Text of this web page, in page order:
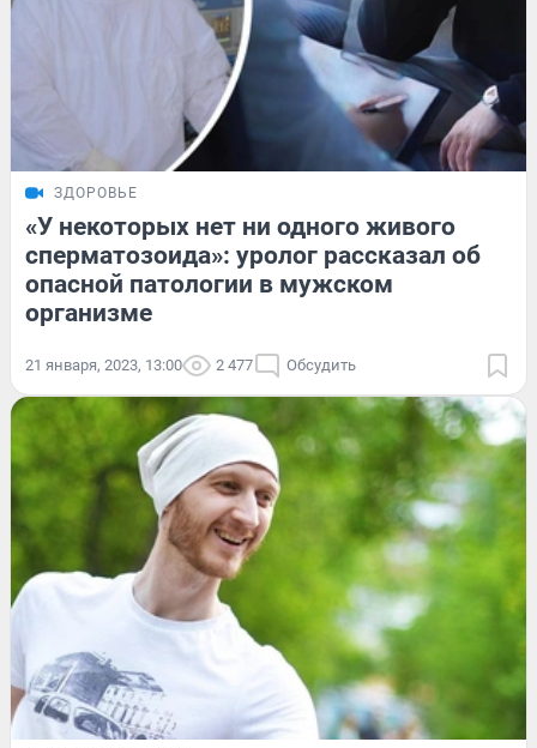
ЗДОРОВЬЕ
«У некоторых нет ни одного живого
сперматозоида»: уролог рассказал об
опасной патологии в мужском
организме
21 января, 2023, 13:00 2 477 Обсудить